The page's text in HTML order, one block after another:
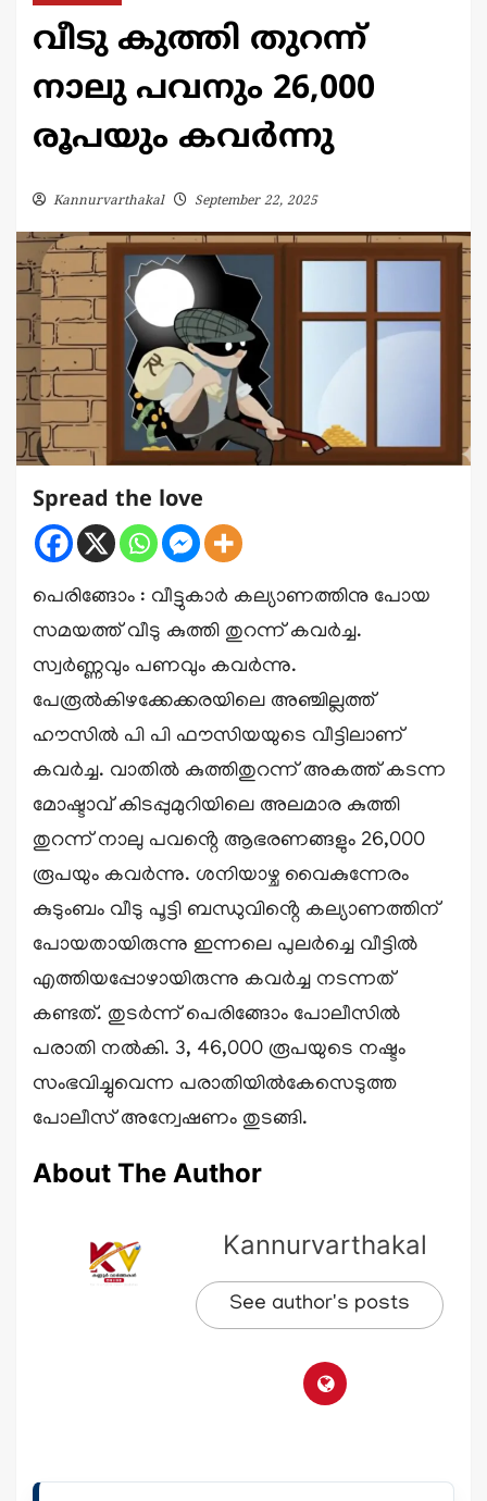
വീടു കുത്തി തുറന്ന്
നാലു പവനും 26,000
രൂപയും കവർന്നു
Kannurvarthakal September 22, 2025
Spread the love
പെരിങ്ങോം : വീട്ടുകാർ കല്യാണത്തിനു പോയ
സമയത്ത് വീടു കുത്തി തുറന്ന് കവർച്ച.
സ്വർണ്ണവും പണവും കവർന്നു.
പേരൂൽകിഴക്കേക്കരയിലെ അഞ്ചില്ലത്ത്
ഹൗസിൽ പി പി ഫൗസിയയുടെ വീട്ടിലാണ്
കവർച്ച. വാതിൽ കുത്തിതുറന്ന് അകത്ത് കടന്ന
മോഷ്ടാവ് കിടപ്പുമുറിയിലെ അലമാര കുത്തി
തുറന്ന് നാലു പവൻ്റെ ആഭരണങ്ങളും 26,000
രൂപയും കവർന്നു. ശനിയാഴ്ച വൈകുന്നേരം
കുടുംബം വീടു പൂട്ടി ബന്ധുവിൻ്റെ കല്യാണത്തിന്
പോയതായിരുന്നു ഇന്നലെ പുലർച്ചെ വീട്ടിൽ
എത്തിയപ്പോഴായിരുന്നു കവർച്ച നടന്നത്
കണ്ടത്. തുടർന്ന് പെരിങ്ങോം പോലീസിൽ
പരാതി നൽകി. 3, 46,000 രൂപയുടെ നഷ്ടം
സംഭവിച്ചുവെന്ന പരാതിയിൽകേസെടുത്ത
പോലീസ് അന്വേഷണം തുടങ്ങി.
About The Author
Kannurvarthakal
See author's posts